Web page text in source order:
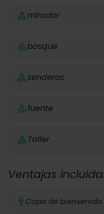
mirador
bosque
senderos
fuente
Taller
Ventajas
Copa de bienvenida